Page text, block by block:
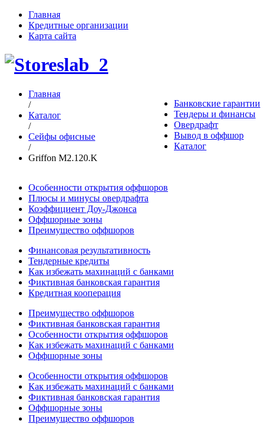
Главная
Кредитные организации
Карта сайта
Банковские гарантии
Тендеры и финансы
Овердрафт
Вывод в оффшор
Каталог
Главная
/
Каталог
/
Сейфы офисные
/
Griffon M2.120.K
Особенности открытия оффшоров
Плюсы и минусы овердрафта
Коэффициент Доу-Джонса
Оффшорные зоны
Преимущество оффшоров
Финансовая результативность
Тендерные кредиты
Как избежать махинаций с банками
Фиктивная банковская гарантия
Кредитная кооперация
Преимущество оффшоров
Фиктивная банковская гарантия
Особенности открытия оффшоров
Как избежать махинаций с банками
Оффшорные зоны
Особенности открытия оффшоров
Как избежать махинаций с банками
Фиктивная банковская гарантия
Оффшорные зоны
Преимущество оффшоров